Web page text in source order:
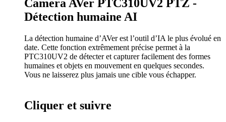
Camera AVer PTC310UV2 PTZ -
Détection humaine AI
La détection humaine d’AVer est l’outil d’IA le plus évolué en
date. Cette fonction extrêmement précise permet à la
PTC310UV2 de détecter et capturer facilement des formes
humaines et objets en mouvement en quelques secondes.
Vous ne laisserez plus jamais une cible vous échapper.
Cliquer et suivre